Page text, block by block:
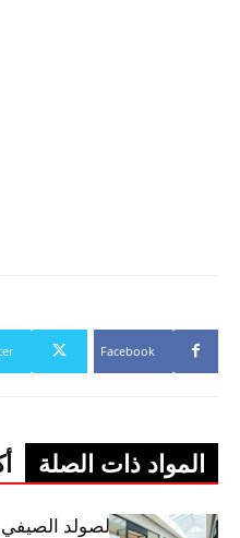
Facebook
المواد ذات الصلة
اليوم: إنطلاق الصولد الصيفي